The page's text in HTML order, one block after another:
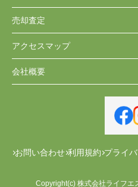
売却査定
アクセスマップ
会社概要
お問い合わせ 利用規約 プライ
Copyright(c) 株式会社ライフ